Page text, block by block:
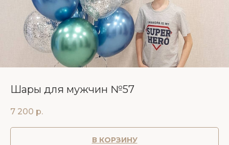
Шары для мужчин №57
7 200 р.
В КОРЗИНУ